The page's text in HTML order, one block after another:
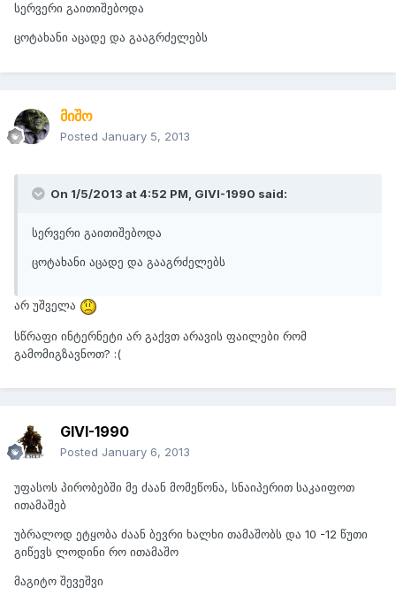
სერვერი გაითიშებოდა
ცოტახანი აცადე და გააგრძელებს
მიშო
Posted January 5, 2013
On 1/5/2013 at 4:52 PM, GIVI-1990 said:
სერვერი გაითიშებოდა
ცოტახანი აცადე და გააგრძელებს
არ უშველა
სწრაფი ინტერნეტი არ გაქვთ არავის ფაილები რომ
გამომიგზავნოთ? :(
GIVI-1990
Posted January 6, 2013
უფასოს პირობებში მე ძაან მომეწონა, სნაიპერით საკაიფოთ
ითამაშებ
უბრალოდ ეტყობა ძაან ბევრი ხალხი თამაშობს და 10 -12 წუთი
გიწევს ლოდინი რო ითამაშო
მაგიტო შევეშვი